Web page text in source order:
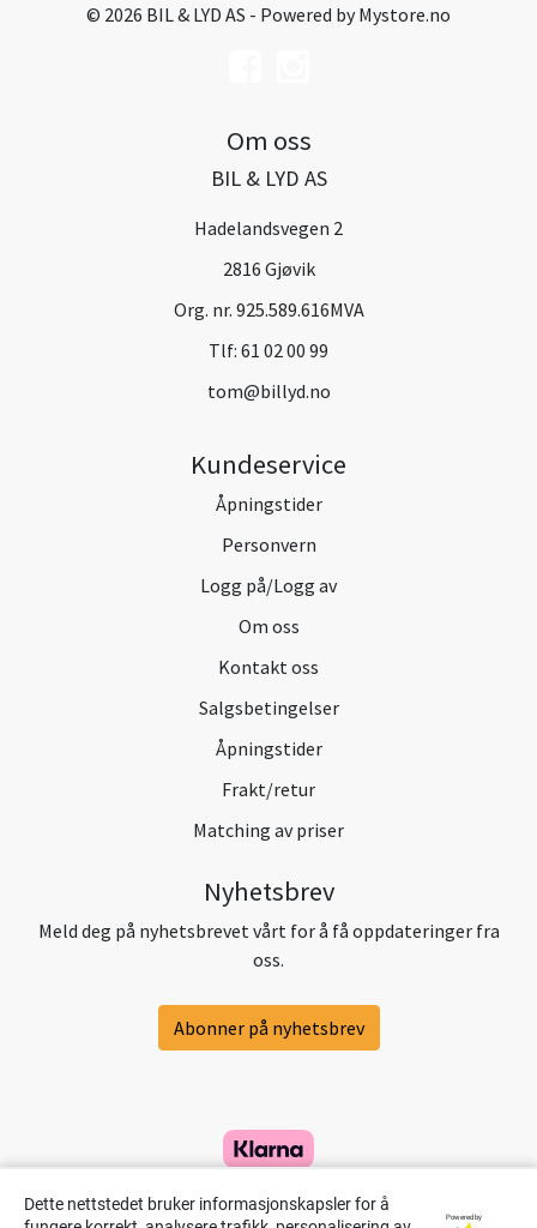
© 2026 BIL & LYD AS - Powered byMystore.no
Om oss
BIL & LYD AS
Hadelandsvegen 2
2816 Gjøvik
Org. nr. 925.589.616MVA
Tlf: 61 02 00 99
tom@billyd.no
Kundeservice
Åpningstider
Personvern
Logg på/Logg av
Om oss
Kontakt oss
Salgsbetingelser
Åpningstider
Frakt/retur
Matching av priser
Nyhetsbrev
Meld deg på nyhetsbrevet vårt for å få oppdateringer fra
oss.
Abonner på nyhetsbrev
Dette nettstedet bruker informasjonskapsler for å
Powered by